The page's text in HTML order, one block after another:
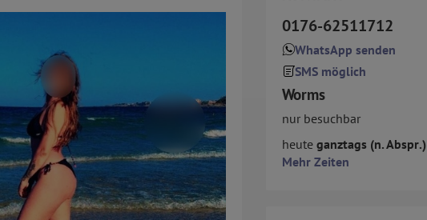
0176-62511712
WhatsApp senden
SMS möglich
Worms
nur besuchbar
heute ganztags (n. Abspr.)
Mehr Zeiten